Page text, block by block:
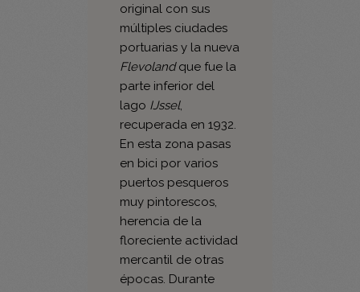
la llamada tierra
original con sus
múltiples ciudades
portuarias y la nueva
Flevolandque fue la
parte inferior del
lagoIJssel,
recuperada en 1932.
En esta zona pasas
en bici por varios
puertos pesqueros
muy pintorescos,
herencia de la
floreciente actividad
mercantil de otras